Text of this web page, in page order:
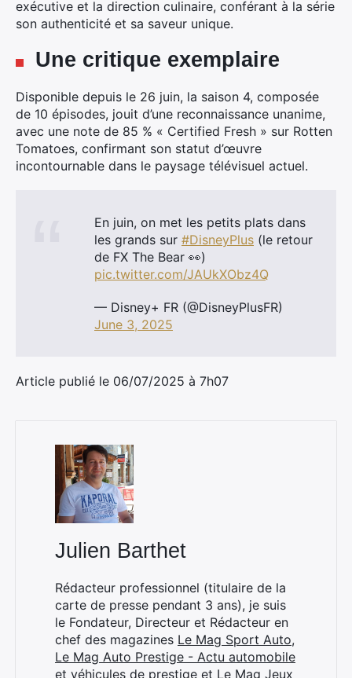
exécutive et la direction culinaire, conférant à la série
son authenticité et sa saveur unique.
Une critique exemplaire
Disponible depuis le 26 juin, la saison 4, composée
de 10 épisodes, jouit d’une reconnaissance unanime,
avec une note de 85 % « Certified Fresh » sur Rotten
Tomatoes, confirmant son statut d’œuvre
incontournable dans le paysage télévisuel actuel.
En juin, on met les petits plats dans
les grands sur #DisneyPlus (le retour
de FX The Bear 👀)
pic.twitter.com/JAUkXObz4Q
— Disney+ FR (@DisneyPlusFR)
June 3, 2025
Article publié le 06/07/2025 à 7h07
Julien Barthet
Rédacteur professionnel (titulaire de la
carte de presse pendant 3 ans), je suis
le Fondateur, Directeur et Rédacteur en
chef des magazines Le Mag Sport Auto,
Le Mag Auto Prestige - Actu automobile
et véhicules de prestige et Le Mag Jeux
Rechercher